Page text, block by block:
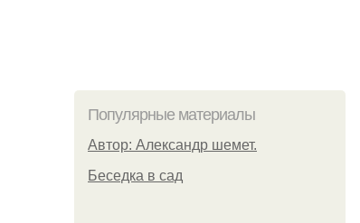
Популярные материалы
Автор: Александр шемет.
Беседка в сад